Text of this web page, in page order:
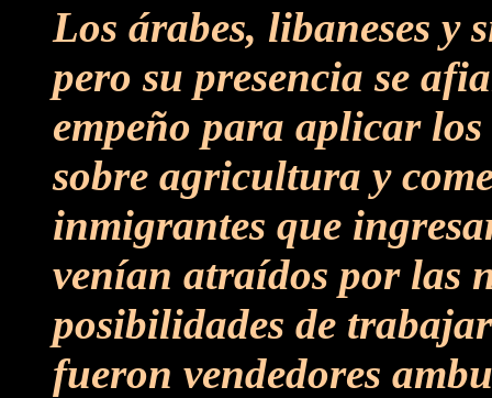
Los árabes, libaneses
pero su presencia se
empeño para aplicar
sobre agricultura y
inmigrantes que
venían atraídos por las
posibilidades de
fueron vendedores